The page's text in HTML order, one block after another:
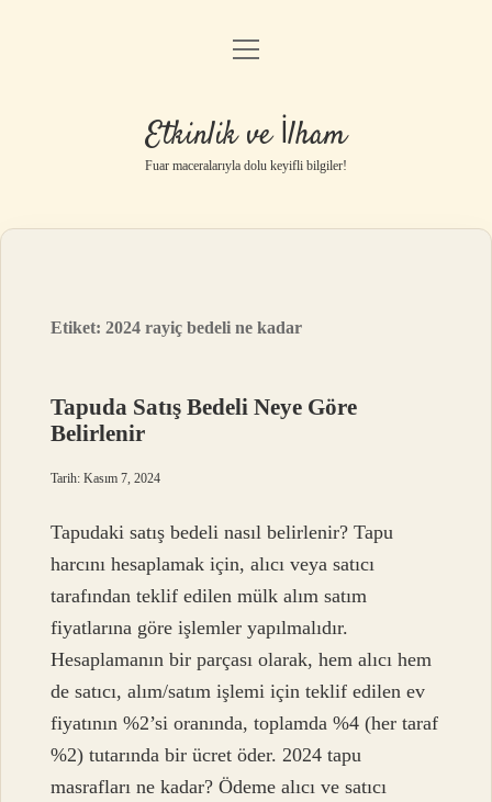
Anasayfa
Gizlilik Politikası
Yasal Uyarı
menüyü
Etkinlik ve İlham
Fuar maceralarıyla dolu keyifli bilgiler!
Etiket:2024 rayiç bedeli ne kadar
Tapuda Satış Bedeli Neye Göre
Belirlenir
Tarih: Kasım 7, 2024
Tapudaki satış bedeli nasıl belirlenir? Tapu
harcını hesaplamak için, alıcı veya satıcı
tarafından teklif edilen mülk alım satım
fiyatlarına göre işlemler yapılmalıdır.
Hesaplamanın bir parçası olarak, hem alıcı hem
de satıcı, alım/satım işlemi için teklif edilen ev
fiyatının %2’si oranında, toplamda %4 (her taraf
%2) tutarında bir ücret öder. 2024 tapu
masrafları ne kadar? Ödeme alıcı ve satıcı